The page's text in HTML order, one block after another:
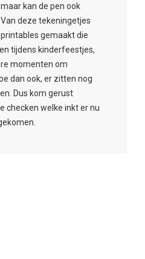
kan de pen ook
deze tekeningetjes
gemaakt die
tijdens kinderfeestjes,
momenten om
dan ook, er zitten nog
Dus kom gerust
checken welke inkt er nu